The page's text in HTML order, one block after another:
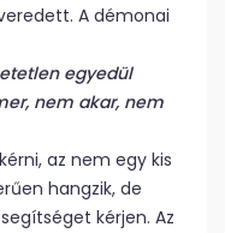
A démonai
egyedül
nem akar, nem
az nem egy kis
hangzik, de
kérjen. Az